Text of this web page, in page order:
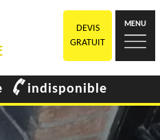
DEVIS
GRATUIT
MENU
indisponible